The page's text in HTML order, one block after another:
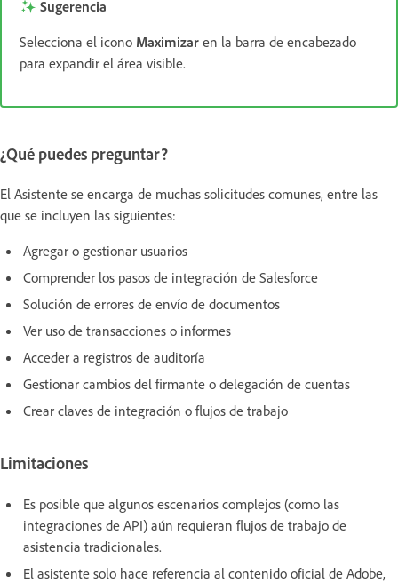
Sugerencia
Selecciona el icono Maximizar en la barra de encabezado
para expandir el área visible.
¿Qué puedes preguntar?
El Asistente se encarga de muchas solicitudes comunes, entre las
que se incluyen las siguientes:
Agregar o gestionar usuarios
Comprender los pasos de integración de Salesforce
Solución de errores de envío de documentos
Ver uso de transacciones o informes
Acceder a registros de auditoría
Gestionar cambios del firmante o delegación de cuentas
Crear claves de integración o flujos de trabajo
Limitaciones
Es posible que algunos escenarios complejos (como las
integraciones de API) aún requieran flujos de trabajo de
asistencia tradicionales.
El asistente solo hace referencia al contenido oficial de Adobe,